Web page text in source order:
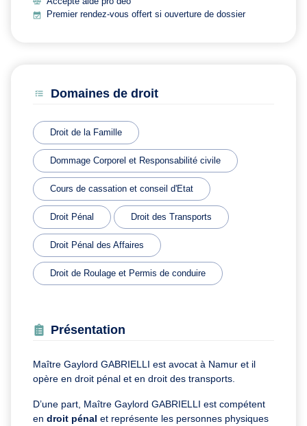
Premier rendez-vous offert si ouverture de dossier
Domaines de droit
Droit de la Famille
Dommage Corporel et Responsabilité civile
Cours de cassation et conseil d'Etat
Droit Pénal Droit des Transports
Droit Pénal des Affaires
Droit de Roulage et Permis de conduire
Présentation
Maître Gaylord GABRIELLI est avocat à Namur et il
opère en droit pénal et en droit des transports.
D’une part, Maître Gaylord GABRIELLI est compétent
en droit pénal et représente les personnes physiques